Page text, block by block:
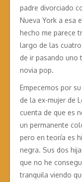
padre divorciado
Nueva York a esa
hecho me parece
largo de las
de ir pasando
novia pop.
Empecemos por
de la ex-mujer de
cuenta de que es
un permanente
pero en teoría es
negra. Sus dos
que no he
tranquila viendo